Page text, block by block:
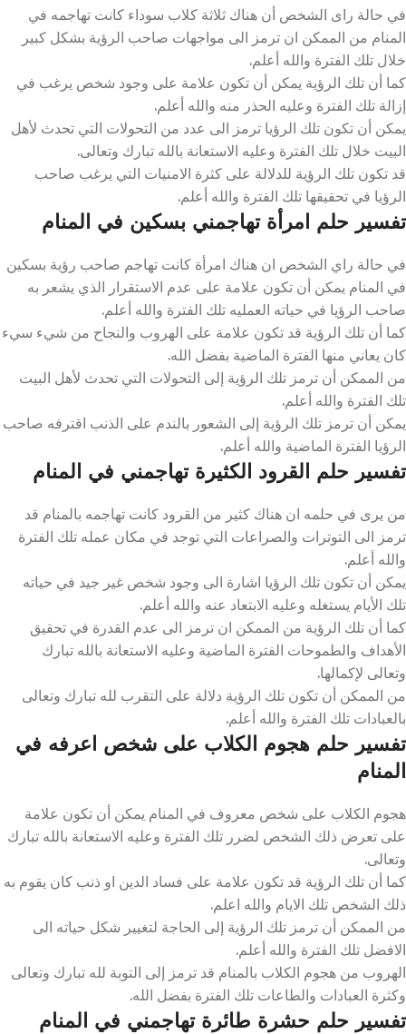
في حالة راى الشخص أن هناك ثلاثة كلاب سوداء كانت تهاجمه في
المنام من الممكن ان ترمز الى مواجهات صاحب الرؤية بشكل كبير
خلال تلك الفترة والله أعلم.
كما أن تلك الرؤية يمكن أن تكون علامة على وجود شخص يرغب في
إزالة تلك الفترة وعليه الحذر منه والله أعلم.
يمكن أن تكون تلك الرؤيا ترمز الى عدد من التحولات التي تحدث لأهل
البيت خلال تلك الفترة وعليه الاستعانة بالله تبارك وتعالى.
قد تكون تلك الرؤية للدلالة على كثرة الامنيات التي يرغب صاحب
الرؤيا في تحقيقها تلك الفترة والله أعلم.
تفسير حلم امرأة تهاجمني بسكين في المنام
في حالة راي الشخص ان هناك امرأة كانت تهاجم صاحب رؤية بسكين
في المنام يمكن أن تكون علامة على عدم الاستقرار الذي يشعر به
صاحب الرؤيا في حياته العمليه تلك الفترة والله أعلم.
كما أن تلك الرؤية قد تكون علامة على الهروب والنجاح من شيء سيء
كان يعاني منها الفترة الماضية بفضل الله.
من الممكن أن ترمز تلك الرؤية إلى التحولات التي تحدث لأهل البيت
تلك الفترة والله أعلم.
يمكن أن ترمز تلك الرؤية إلى الشعور بالندم على الذنب اقترفه صاحب
الرؤيا الفترة الماضية والله أعلم.
تفسير حلم القرود الكثيرة تهاجمني في المنام
من يرى في حلمه ان هناك كثير من القرود كانت تهاجمه بالمنام قد
ترمز الى التوترات والصراعات التي توجد في مكان عمله تلك الفترة
والله أعلم.
يمكن أن تكون تلك الرؤيا اشارة الى وجود شخص غير جيد في حياته
تلك الأيام يستغله وعليه الابتعاد عنه والله أعلم.
كما أن تلك الرؤية من الممكن ان ترمز الى عدم القدرة في تحقيق
الأهداف والطموحات الفترة الماضية وعليه الاستعانة بالله تبارك
وتعالى لإكمالها.
من الممكن أن تكون تلك الرؤية دلالة على التقرب لله تبارك وتعالى
بالعبادات تلك الفترة والله أعلم.
تفسير حلم هجوم الكلاب على شخص اعرفه في
المنام
هجوم الكلاب على شخص معروف في المنام يمكن أن تكون علامة
على تعرض ذلك الشخص لضرر تلك الفترة وعليه الاستعانة بالله تبارك
وتعالى.
كما أن تلك الرؤية قد تكون علامة على فساد الدين او ذنب كان يقوم به
ذلك الشخص تلك الايام والله اعلم.
من الممكن أن ترمز تلك الرؤية إلى الحاجة لتغيير شكل حياته الى
الافضل تلك الفترة والله أعلم.
الهروب من هجوم الكلاب بالمنام قد ترمز إلى التوبة لله تبارك وتعالى
وكثرة العبادات والطاعات تلك الفترة بفضل الله.
تفسير حلم حشرة طائرة تهاجمني في المنام